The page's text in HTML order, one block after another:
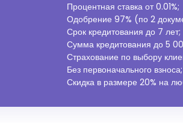
Процентная ставка от0.01%;
Одобрение 97% (по 2
Срок кредитования до 7 лет;
Сумма кредитования до 5
Страхование по выбору
Без первоначального взноса;
Скидка в размере 20% на